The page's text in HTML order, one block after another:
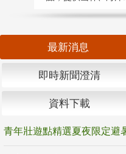
最新消息
即時新聞澄清
資料下載